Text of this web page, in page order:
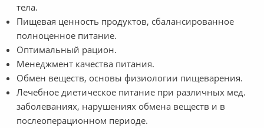
тела.
Пищевая ценность продуктов, сбалансированное
полноценное питание.
Оптимальный рацион.
Менеджмент качества питания.
Обмен веществ, основы физиологии пищеварения.
Лечебное диетическое питание при различных мед.
заболеваниях, нарушениях обмена веществ и в
послеоперационном периоде.